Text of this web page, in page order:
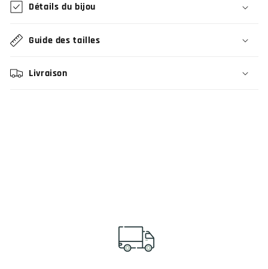
Détails du bijou
Guide des tailles
Livraison